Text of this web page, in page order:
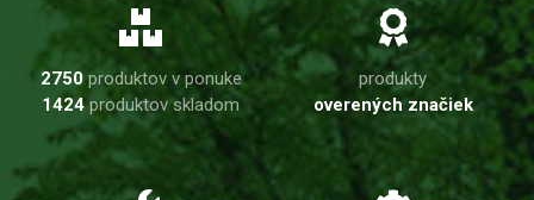
2750produktov v ponuke
1424produktov skladom
produkty
overených značiek